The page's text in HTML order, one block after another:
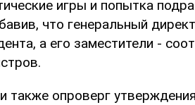
игры и попытка
что генеральный
а его заместители -
также опроверг